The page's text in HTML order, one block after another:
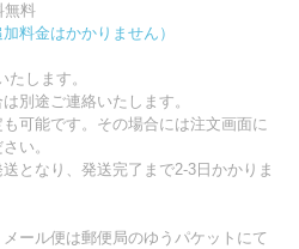
無料
料金はかかりません）
します。
別途ご連絡いたします。
可能です。その場合には注文画面に
い。
となり、発送完了まで2-3日かかりま
ール便は郵便局のゆうパケットにて